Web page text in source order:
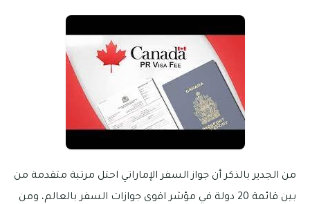
من الجدير بالذكر أن جواز السفر الإماراتي احتل مرتبة متقدمة من
بين قائمة 20 دولة في مؤشر اقوى جوازات السفر بالعالم، ومن